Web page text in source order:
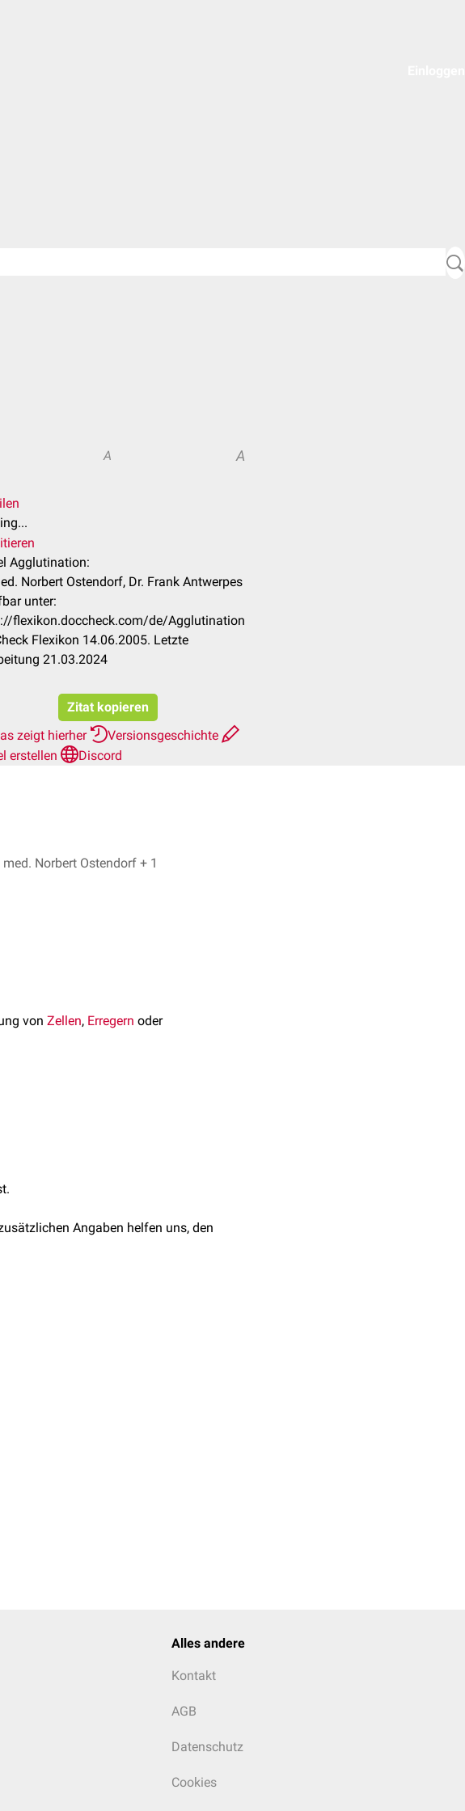
A A
Agglutination:
Norbert Ostendorf, Dr. Frank Antwerpes
unter:
flexikon.doccheck.com/de/Agglutination
Flexikon 14.06.2005. Letzte
21.03.2024
Zitat kopieren
zeigt hierher
Versionsgeschichte
erstellen
Discord
Dr. No, Dr. med. Norbert Ostendorf + 1
von Zellen, Erregern oder
Angaben helfen uns, den
Alles andere
Kontakt
AGB
Datenschutz
Cookies